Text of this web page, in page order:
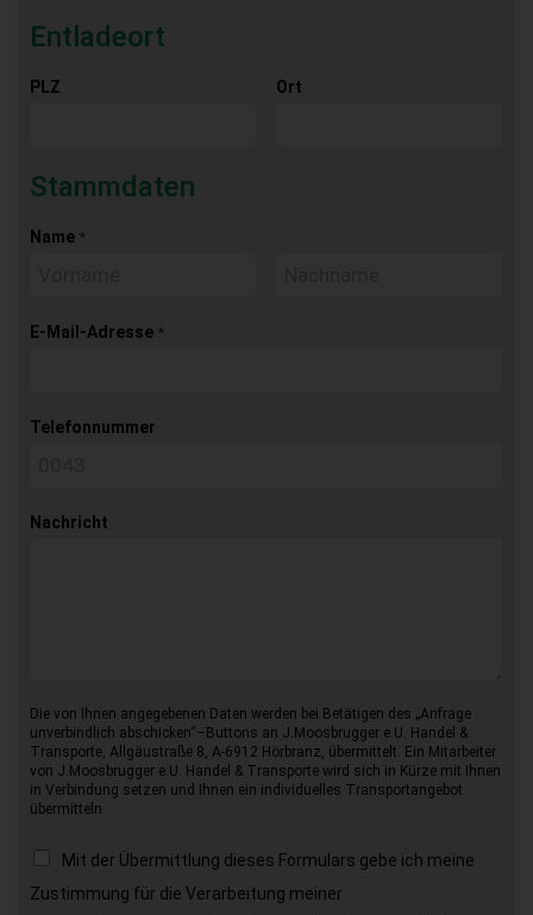
Entladeort
PLZ Ort
Stammdaten
Name *
E-Mail-Adresse *
Telefonnummer
Nachricht
Die von Ihnen angegebenen Daten werden bei Betätigen des „Anfrage
unverbindlich abschicken“–Buttons an J.Moosbrugger e.U. Handel &
Transporte, Allgäustraße 8, A-6912 Hörbranz, übermittelt. Ein Mitarbeiter
von J.Moosbrugger e.U. Handel & Transporte wird sich in Kürze mit Ihnen
in Verbindung setzen und Ihnen ein individuelles Transportangebot
übermitteln.
Mit der Übermittlung dieses Formulars gebe ich meine
Zustimmung für die Verarbeitung meiner